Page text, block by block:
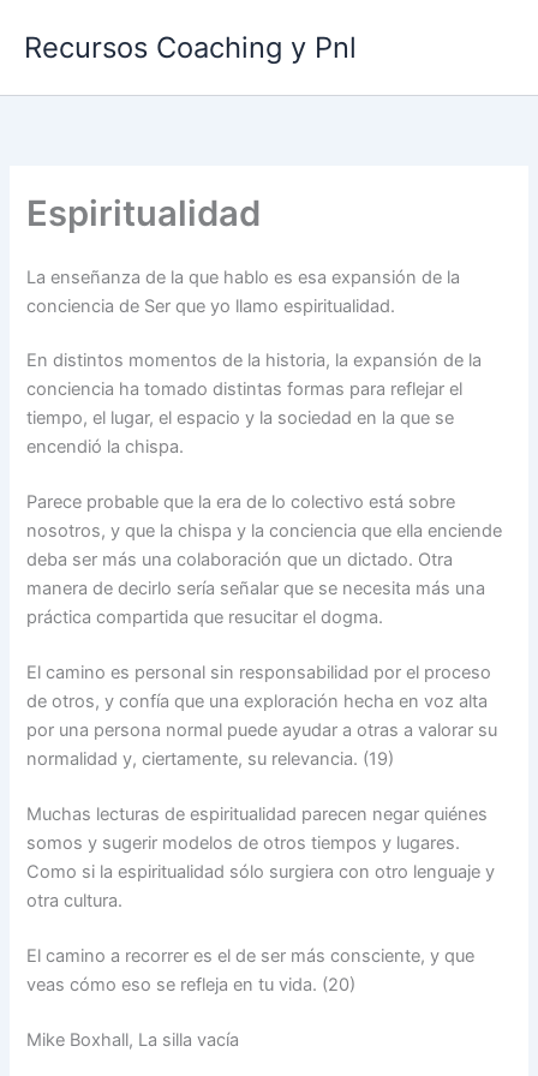
Recursos Coaching y Pnl
Espiritualidad
La enseñanza de la que hablo es esa expansión de la
conciencia de Ser que yo llamo espiritualidad.
En distintos momentos de la historia, la expansión de la
conciencia ha tomado distintas formas para reflejar el
tiempo, el lugar, el espacio y la sociedad en la que se
encendió la chispa.
Parece probable que la era de lo colectivo está sobre
nosotros, y que la chispa y la conciencia que ella enciende
deba ser más una colaboración que un dictado. Otra
manera de decirlo sería señalar que se necesita más una
práctica compartida que resucitar el dogma.
El camino es personal sin responsabilidad por el proceso
de otros, y confía que una exploración hecha en voz alta
por una persona normal puede ayudar a otras a valorar su
normalidad y, ciertamente, su relevancia. (19)
Muchas lecturas de espiritualidad parecen negar quiénes
somos y sugerir modelos de otros tiempos y lugares.
Como si la espiritualidad sólo surgiera con otro lenguaje y
otra cultura.
El camino a recorrer es el de ser más consciente, y que
veas cómo eso se refleja en tu vida. (20)
Mike Boxhall, La silla vacía